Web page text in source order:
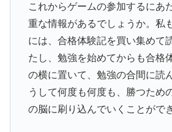
これからゲームの参加するにあ
重な情報があるでしょうか。私
には、合格体験記を買い集めて
たし、勉強を始めてからも合格
の横に置いて、勉強の合間に読
うして何度も何度も、勝つため
の脳に刷り込んでいくことがで